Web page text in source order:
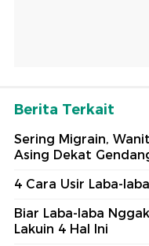
Berita Terkait
Sering Migrain,
Asing Dekat
4 Cara Usir Laba-
Biar Laba-laba
Lakuin 4 Hal Ini